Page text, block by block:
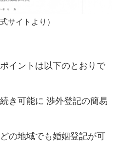
サイトより）
イントは以下のとおりで
き可能に 渉外登記の簡易
の地域でも婚姻登記が可